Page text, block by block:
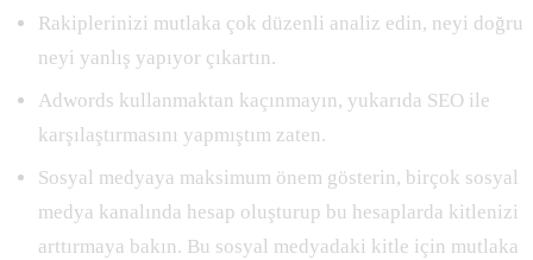
Rakiplerinizi mutlaka çok düzenli analiz edin, neyi doğru
neyi yanlış yapıyor çıkartın.
Adwords kullanmaktan kaçınmayın, yukarıda SEO ile
karşılaştırmasını yapmıştım zaten.
Sosyal medyaya maksimum önem gösterin, birçok sosyal
medya kanalında hesap oluşturup bu hesaplarda kitlenizi
arttırmaya bakın. Bu sosyal medyadaki kitle için mutlaka